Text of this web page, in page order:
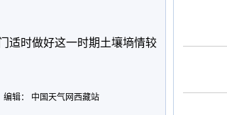
适时做好这一时期土壤墒情较
编辑： 中国天气网西藏站